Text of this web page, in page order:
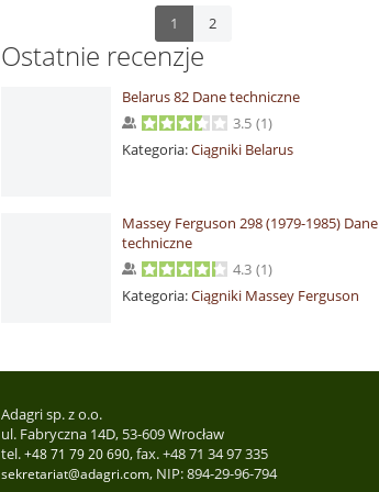
1 2
Ostatnie recenzje
Belarus 82 Dane techniczne
3.5 (1)
Kategoria:Ciągniki Belarus
Massey Ferguson 298 (1979-1985) Dane
techniczne
4.3 (1)
Kategoria:Ciągniki Massey Ferguson
Adagri sp. z o.o.
ul. Fabryczna 14D, 53-609 Wrocław
tel.+48 71 79 20 690, fax. +48 71 34 97 335
sekretariat@adagri.com, NIP: 894-29-96-794